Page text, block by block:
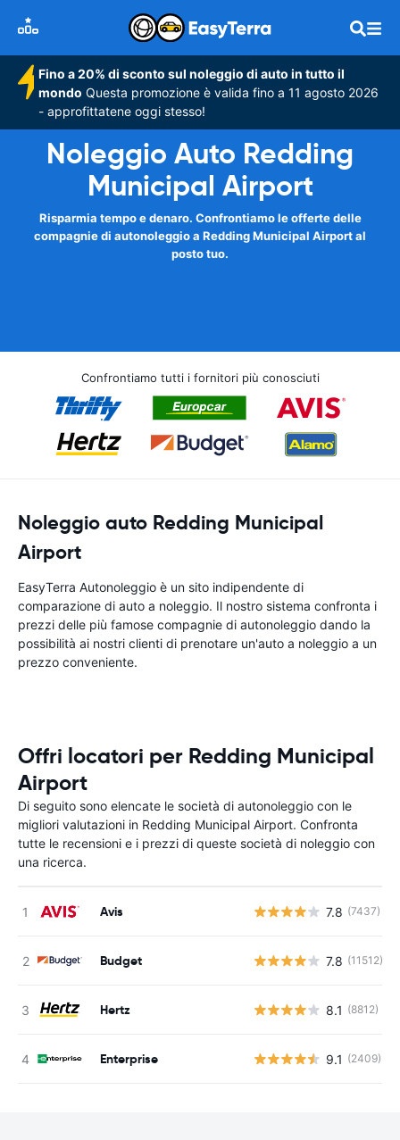
Fino a 20% di sconto sul noleggio di auto in tutto il
mondo Questa promozione è valida fino a 11 agosto 2026
- approfittatene oggi stesso!
Noleggio Auto Redding
Municipal Airport
Risparmia tempo e denaro. Confrontiamo le offerte delle
compagnie di autonoleggio a Redding Municipal Airport al
posto tuo.
Confrontiamo tutti i fornitori più conosciuti
Noleggio auto Redding Municipal
Airport
EasyTerra Autonoleggio è un sito indipendente di
comparazione di auto a noleggio. Il nostro sistema confronta i
prezzi delle più famose compagnie di autonoleggio dando la
possibilità ai nostri clienti di prenotare un'auto a noleggio a un
prezzo conveniente.
Offri locatori per Redding Municipal
Airport
Di seguito sono elencate le società di autonoleggio con le
migliori valutazioni in Redding Municipal Airport. Confronta
tutte le recensioni e i prezzi di queste società di noleggio con
una ricerca.
Avis 7.8 (7437)
Budget 7.8 (11512)
Hertz 8.1 (8812)
Enterprise 9.1 (2409)